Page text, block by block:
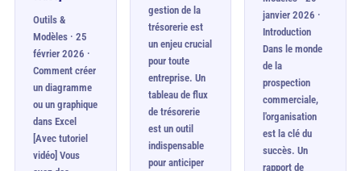
Outils &
Modèles · 25
février 2026 ·
Comment créer
un diagramme
ou un graphique
dans Excel
[Avec tutoriel
vidéo] Vous
gestion de la
trésorerie est
un enjeu crucial
pour toute
entreprise. Un
tableau de flux
de trésorerie
est un outil
indispensable
pour anticiper
janvier 2026 ·
Introduction
Dans le monde
de la
prospection
commerciale,
l'organisation
est la clé du
succès. Un
rapport de